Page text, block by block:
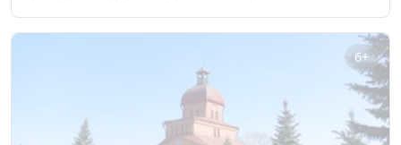
6+